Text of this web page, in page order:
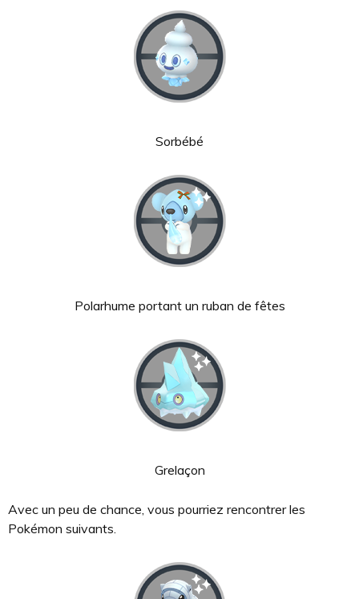
Sorbébé
Polarhume portant un ruban de fêtes
Grelaçon
Avec un peu de chance, vous pourriez rencontrer les
Pokémon suivants.